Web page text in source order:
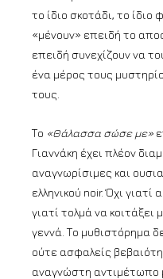
το ίδιο σκοτάδι, το
«μένουν» επειδή το
επειδή συνεχίζουν να
ένα μέρος τους
τους.
Το «Θάλασσα σώσε με»
Γιαννάκη έχει πλέον
αναγνωρίσιμες και
ελληνικού noir. Όχι
γιατί τολμά να
γεννά. Το μυθιστόρημα
ούτε ασφαλείς
αναγνώστη αντιμέτωπο